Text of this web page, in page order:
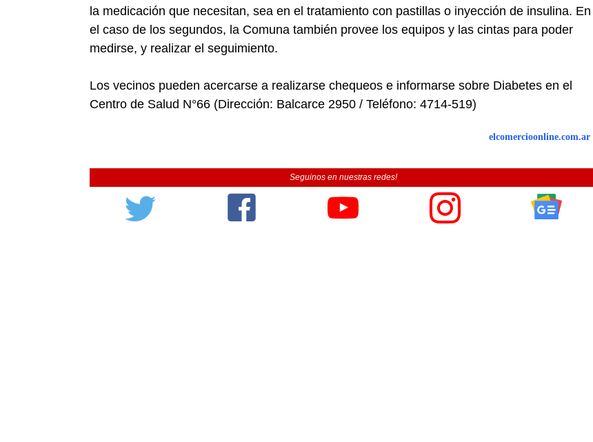
la medicación que necesitan, sea en el tratamiento con pastillas o inyección de insulina. En
el caso de los segundos, la Comuna también provee los equipos y las cintas para poder
medirse, y realizar el seguimiento.
Los vecinos pueden acercarse a realizarse chequeos e informarse sobre Diabetes en el
Centro de Salud N°66 (Dirección: Balcarce 2950 / Teléfono: 4714-519)
elcomercioonline.com.ar
Seguinos en nuestras redes!